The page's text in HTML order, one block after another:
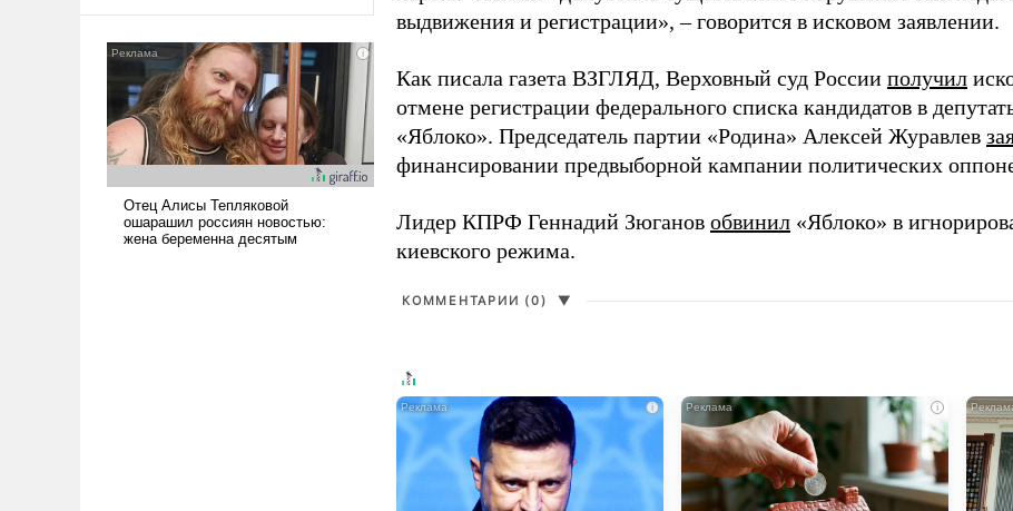
Сложившаяся ситуация
означает многолетний период
уязвимости США, например,
перед Китаем.
выдвижения и регистрации», – говорится в исковом заявлении.
Как писала газета ВЗГЛЯД, Верховный суд России получил
отмене регистрации федерального списка кандидатов в
«Яблоко». Председатель партии «Родина» Алексей Журавлев
финансировании предвыборной кампании политических
Лидер КПРФ Геннадий Зюганов обвинил «Яблоко» в
киевского режима.
КОММЕНТАРИИ (0) ▼
i i